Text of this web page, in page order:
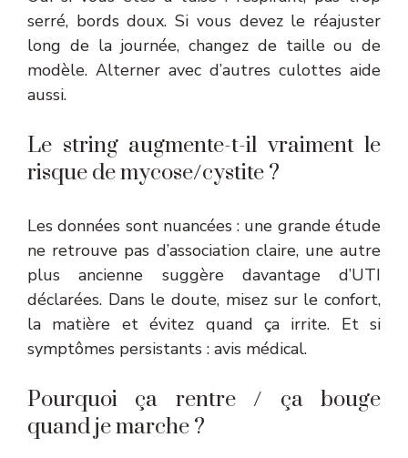
serré, bords doux. Si vous devez le réajuster
long de la journée, changez de taille ou de
modèle. Alterner avec d’autres culottes aide
aussi.
Le string augmente-t-il vraiment le
risque de mycose/cystite ?
Les données sont nuancées : une grande étude
ne retrouve pas d’association claire, une autre
plus ancienne suggère davantage d’UTI
déclarées. Dans le doute, misez sur le confort,
la matière et évitez quand ça irrite. Et si
symptômes persistants : avis médical.
Pourquoi ça rentre / ça bouge
quand je marche ?